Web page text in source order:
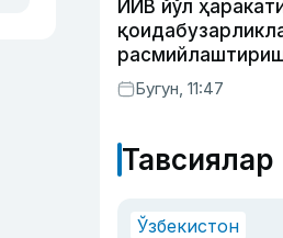
Раҳимова
ИИВ йўл
тартибини
Бугун, 11:47
Тавсиялар
Ўзбекистон